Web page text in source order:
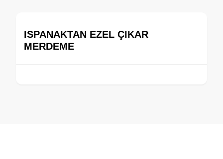
ISPANAKTAN EZEL ÇIKAR
MERDEME